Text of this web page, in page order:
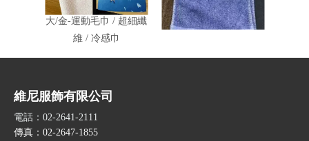
大/金-運動毛巾 / 超細纖
維 / 冷感巾
大/金-全棉運動毛巾
維尼服飾有限公司
電話：02-2641-2111
傳真：02-2647-1855